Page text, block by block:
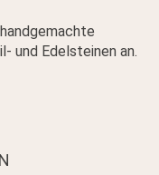
und Edelsteinen an.